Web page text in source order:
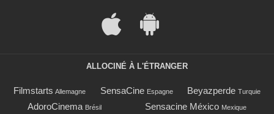
ALLOCINÉ À L'ÉTRANGER
Filmstarts Allemagne SensaCine Espagne Beyazperde Turquie
AdoroCinema Brésil Sensacine México Mexique